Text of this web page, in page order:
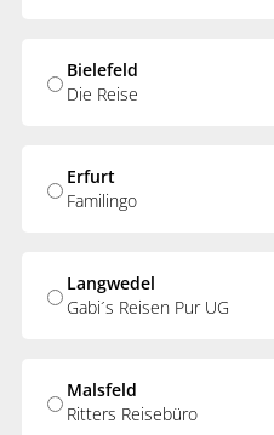
Bielefeld
Die Reise
Erfurt
Familingo
Langwedel
Gabi´s Reisen Pur UG
Malsfeld
Ritters Reisebüro